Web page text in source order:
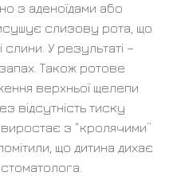
з аденоїдами або
слизову рота, що
У результаті –
запах. Також ротове
верхньої щелепи
відсутність тиску
виростає з “кролячими”
що дитина дихає